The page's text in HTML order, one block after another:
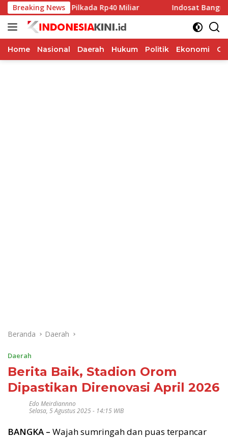
Langsung
ke
konten
Breaking News
Dana Hibah Pilkada Rp40 Miliar Indosat Bangun
Home Nasional Daerah Hukum Politik Ekonomi
Beranda Daerah
Daerah
Berita Baik, Stadion Orom
Dipastikan Direnovasi April 2026
Edo Meirdiannno
Selasa, 5 Agustus 2025 - 14:15 WIB
BANGKA – Wajah sumringah dan puas terpancar